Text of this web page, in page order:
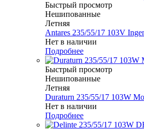
Быстрый просмотр
Нешипованные
Летняя
Antares 235/55/17 103V
Нет в наличии
Подробнее
Быстрый просмотр
Нешипованные
Летняя
Duraturn 235/55/17 103W
Нет в наличии
Подробнее